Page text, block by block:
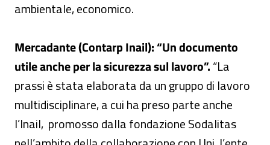
ambientale, economico.
Mercadante (Contarp Inail): “Un documento
utile anche per la sicurezza sul lavoro”.“La
prassi è stata elaborata da un gruppo di lavoro
multidisciplinare, a cui ha preso parte anche
l’Inail, promosso dalla fondazione Sodalitas